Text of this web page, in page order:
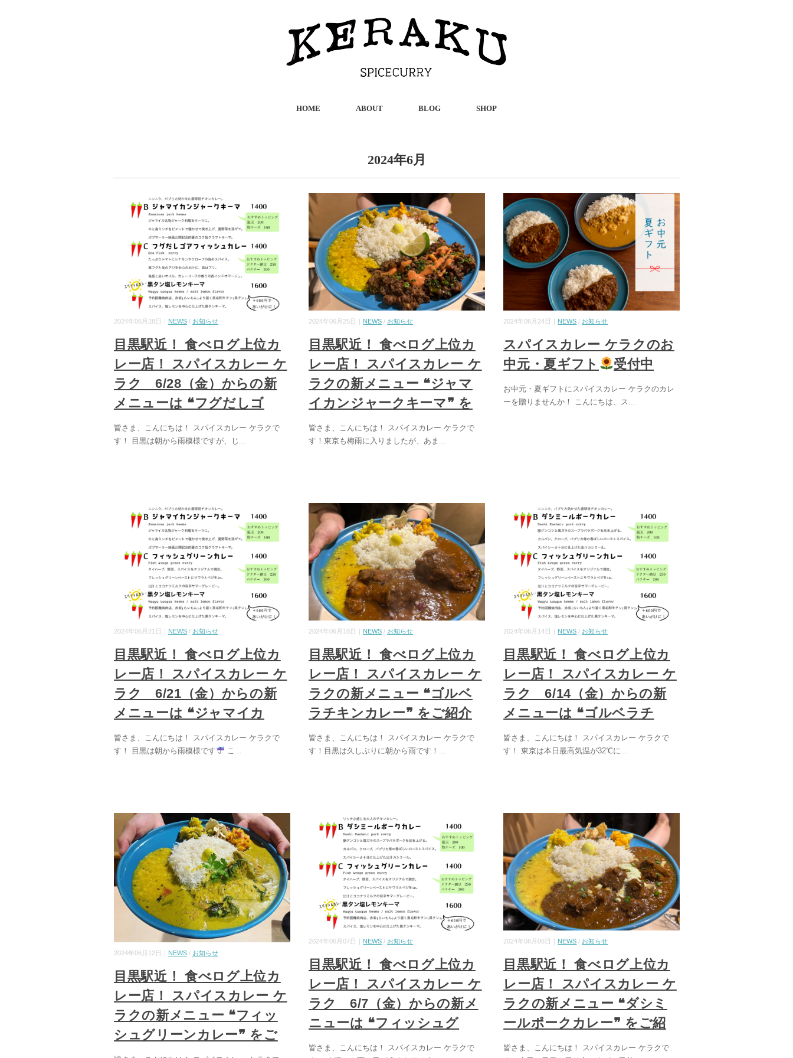
HOME ABOUT BLOG SHOP
2024年6月
2024年06月28日｜ NEWS/ お知らせ
目黒駅近！ 食べログ上位カ
レー店！ スパイスカレー ケ
ラク 6/28（金）からの新
メニューは ❝フグだしゴ
皆さま、こんにちは！ スパイスカレー ケラクで
す！ 目黒は朝から雨模様ですが、じ ...
2024年06月25日｜ NEWS / お知らせ
目黒駅近！ 食べログ上位カ
レー店！ スパイスカレー ケ
ラクの新メニュー ❝ジャマ
イカンジャークキーマ❞ を
皆さま、こんにちは！ スパイスカレー ケラクで
す！東京も梅雨に入りましたが、あま ...
2024年06月24日｜ NEWS / お知らせ
スパイスカレー ケラクのお
中元・夏ギフト
受付中
お中元・夏ギフトにスパイスカレー ケラクのカレ
ーを贈りませんか！ こんにちは、ス ...
2024年06月21日｜ NEWS/ お知らせ
目黒駅近！ 食べログ上位カ
レー店！ スパイスカレー ケ
ラク 6/21（金）からの新
メニューは ❝ジャマイカ
皆さま、こんにちは！ スパイスカレー ケラクで
す！ 目黒は朝から雨模様です
こ ...
2024年06月18日｜ NEWS / お知らせ
目黒駅近！ 食べログ上位カ
レー店！ スパイスカレー ケ
ラクの新メニュー ❝ゴルベ
ラチキンカレー❞ をご紹介
皆さま、こんにちは！ スパイスカレー ケラクで
す！目黒は久しぶりに朝から雨です！ ...
2024年06月14日｜ NEWS / お知らせ
目黒駅近！ 食べログ上位カ
レー店！ スパイスカレー ケ
ラク 6/14（金）からの新
メニューは ❝ゴルベラチ
皆さま、こんにちは！ スパイスカレー ケラクで
す！ 東京は本日最高気温が32℃に...
2024年06月12日｜ NEWS/ お知らせ
目黒駅近！ 食べログ上位カ
レー店！ スパイスカレー ケ
ラクの新メニュー ❝フィッ
シュグリーンカレー❞ をご
2024年06月07日｜ NEWS / お知らせ
目黒駅近！ 食べログ上位カ
レー店！ スパイスカレー ケ
ラク 6/7（金）からの新メ
ニューは ❝フィッシュグ
皆さま、こんにちは！ スパイスカレー ケラクで
2024年06月06日｜ NEWS / お知らせ
目黒駅近！ 食べログ上位カ
レー店！ スパイスカレー ケ
ラクの新メニュー ❝ダシミ
ールポークカレー❞ をご紹
皆さま、こんにちは！ スパイスカレー ケラクで